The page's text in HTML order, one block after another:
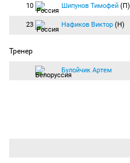
10 Шипунов Тимофей (П)
23 Нафиков Виктор (Н)
Тренер
Булойчик Артем